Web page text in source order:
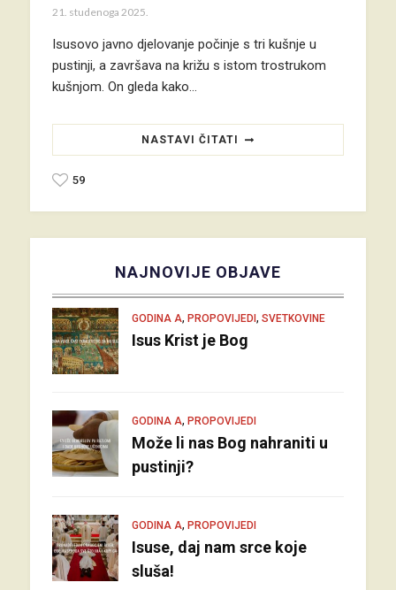
21. studenoga 2025.
Isusovo javno djelovanje počinje s tri kušnje u
pustinji, a završava na križu s istom trostrukom
kušnjom. On gleda kako…
NASTAVI ČITATI
59
NAJNOVIJE OBJAVE
GODINA A, PROPOVIJEDI, SVETKOVINE
Isus Krist je Bog
GODINA A, PROPOVIJEDI
Može li nas Bog nahraniti u
pustinji?
GODINA A, PROPOVIJEDI
Isuse, daj nam srce koje
sluša!